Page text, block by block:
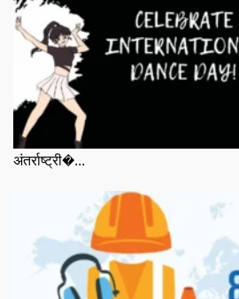
अंतर्राष्ट्री�...